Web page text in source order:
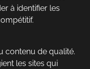
à identifier les
contenu de qualité.
les sites qui